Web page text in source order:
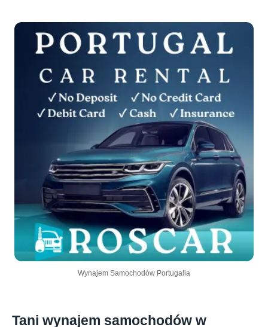
Wynajem Samochodów Portugalia
Tani wynajem samochodów w